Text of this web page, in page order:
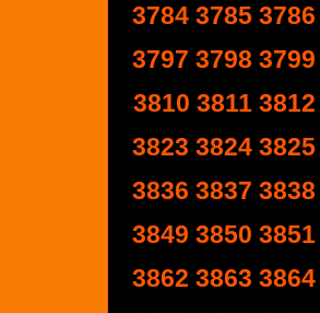
3784 3785 3786
3797 3798 3799
3810 3811 3812
3823 3824 3825
3836 3837 3838
3849 3850 3851
3862 3863 3864